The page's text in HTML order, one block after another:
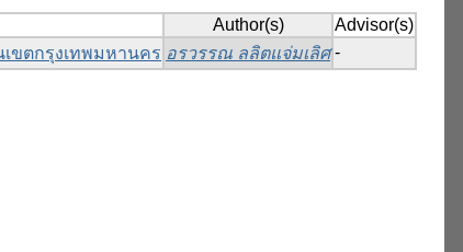
Author(s)
Advisor(s)
ขตกรุงเทพมหานคร อรวรรณ ลลิตแจ่มเลิศ -